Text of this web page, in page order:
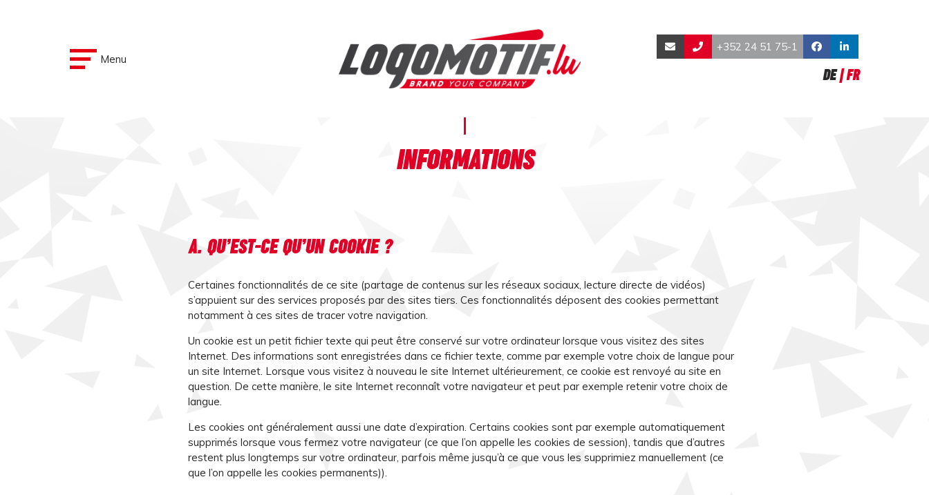
Menu
+352 24 51 75-1
DE FR
INFORMATIONS
A. QU’EST-CE QU’UN COOKIE ?
Certaines fonctionnalités de ce site (partage de contenus sur les réseaux sociaux, lecture directe de vidéos)
s’appuient sur des services proposés par des sites tiers. Ces fonctionnalités déposent des cookies permettant
notamment à ces sites de tracer votre navigation.
Un cookie est un petit fichier texte qui peut être conservé sur votre ordinateur lorsque vous visitez des sites
Internet. Des informations sont enregistrées dans ce fichier texte, comme par exemple votre choix de langue pour
un site Internet. Lorsque vous visitez à nouveau le site Internet ultérieurement, ce cookie est renvoyé au site en
question. De cette manière, le site Internet reconnaît votre navigateur et peut par exemple retenir votre choix de
langue.
Les cookies ont généralement aussi une date d’expiration. Certains cookies sont par exemple automatiquement
supprimés lorsque vous fermez votre navigateur (ce que l’on appelle les cookies de session), tandis que d’autres
restent plus longtemps sur votre ordinateur, parfois même jusqu’à ce que vous les supprimiez manuellement (ce
que l’on appelle les cookies permanents)).